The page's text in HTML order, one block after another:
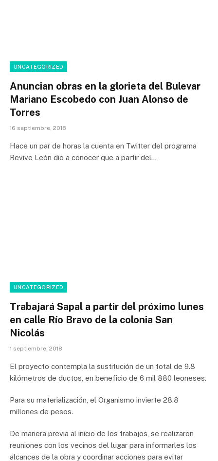
UNCATEGORIZED
Anuncian obras en la glorieta del Bulevar
Mariano Escobedo con Juan Alonso de
Torres
16 septiembre, 2018
Hace un par de horas la cuenta en Twitter del programa
Revive León dio a conocer que a partir del…
UNCATEGORIZED
Trabajará Sapal a partir del próximo lunes
en calle Río Bravo de la colonia San
Nicolás
1 septiembre, 2018
El proyecto contempla la sustitución de un total de 9.8
kilómetros de ductos, en beneficio de 6 mil 880 leoneses.
Para su materialización, el Organismo invierte 28.8
millones de pesos.
De manera previa al inicio de los trabajos, se realizaron
reuniones con los vecinos del lugar para informarles los
alcances de la obra y coordinar acciones para evitar